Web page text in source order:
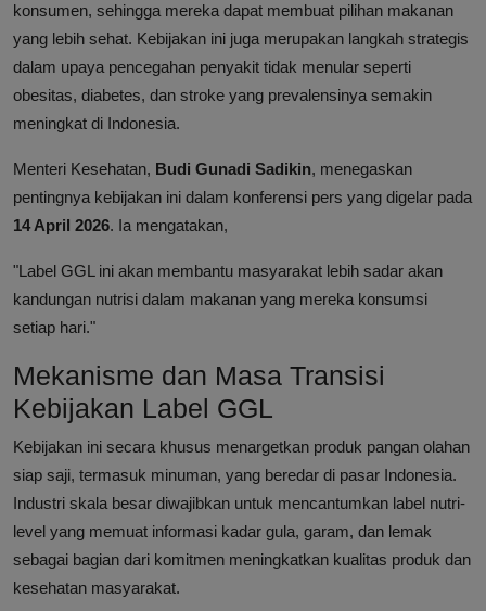
konsumen, sehingga mereka dapat membuat pilihan makanan
yang lebih sehat. Kebijakan ini juga merupakan langkah strategis
dalam upaya pencegahan penyakit tidak menular seperti
obesitas, diabetes, dan stroke yang prevalensinya semakin
meningkat di Indonesia.
Menteri Kesehatan, Budi Gunadi Sadikin, menegaskan
pentingnya kebijakan ini dalam konferensi pers yang digelar pada
14 April 2026. Ia mengatakan,
"Label GGL ini akan membantu masyarakat lebih sadar akan
kandungan nutrisi dalam makanan yang mereka konsumsi
setiap hari."
Mekanisme dan Masa Transisi
Kebijakan Label GGL
Kebijakan ini secara khusus menargetkan produk pangan olahan
siap saji, termasuk minuman, yang beredar di pasar Indonesia.
Industri skala besar diwajibkan untuk mencantumkan label nutri-
level yang memuat informasi kadar gula, garam, dan lemak
sebagai bagian dari komitmen meningkatkan kualitas produk dan
kesehatan masyarakat.